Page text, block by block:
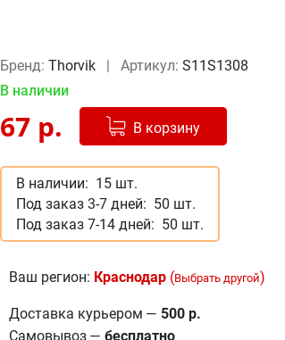
Бренд: Thorvik |Артикул: S11S1308
В наличии
67 р. В корзину+
Добавлено в корзину
В наличии: 15 шт.
Под заказ 3-7 дней: 50 шт.
Под заказ 7-14 дней: 50 шт.
Ваш регион: Краснодар (Выбрать другой)
Доставка курьером — 500 р.
Самовывоз —бесплатно